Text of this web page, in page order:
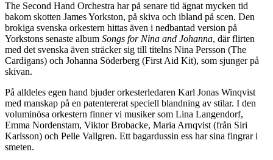
The Second Hand Orchestra har på senare tid ägnat mycken tid
bakom skotten James Yorkston, på skiva och ibland på scen. Den
brokiga svenska orkestern hittas även i nedbantad version på
Yorkstons senaste album Songs for Nina and Johanna, där flirten
med det svenska även sträcker sig till titelns Nina Persson (The
Cardigans) och Johanna Söderberg (First Aid Kit), som sjunger på
skivan.
På alldeles egen hand bjuder orkesterledaren Karl Jonas Winqvist
med manskap på en patentererat speciell blandning av stilar. I den
voluminösa orkestern finner vi musiker som Lina Langendorf,
Emma Nordenstam, Viktor Brobacke, Maria Arnqvist (från Siri
Karlsson) och Pelle Vallgren. Ett bagardussin ess har sina fingrar i
smeten.